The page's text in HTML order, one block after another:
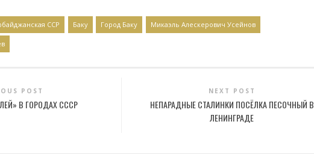
ССР Баку Город Баку Микаэль Алескерович Усейнов
POST
В ГОРОДАХ СССР
NEXT POST
НЕПАРАДНЫЕ СТАЛИНКИ ПОСЁЛКА ПЕСОЧНЫЙ В
ЛЕНИНГРАДЕ